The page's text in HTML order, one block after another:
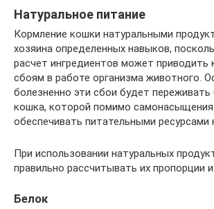
Натуральное питание
Кормление кошки натуральными
хозяина определенных навыков,
расчет ингредиентов может
сбоям в работе организма животного.
болезненно эти сбои будет переживать
кошка, которой помимо самонасыщения
обеспечивать питательными ресурсами
При использовании натуральных
правильно рассчитывать их пропорции
Белок